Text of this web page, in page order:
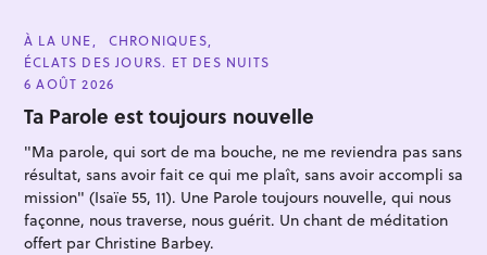
C
A
T
E
G
O
R
E
À LA UNE
CHRONIQUES
ÉCLATS DES JOURS. ET DES NUITS
6 AOÛT 2026
Ta Parole est toujours nouvelle
"Ma parole, qui sort de ma bouche, ne me reviendra pas sans
résultat, sans avoir fait ce qui me plaît, sans avoir accompli sa
mission" (Isaïe 55, 11). Une Parole toujours nouvelle, qui nous
façonne, nous traverse, nous guérit. Un chant de méditation
offert par Christine Barbey.
e
c
h
e
r
c
h
e